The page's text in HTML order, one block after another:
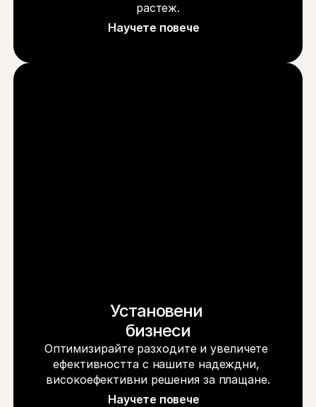
растеж.
Научете повече
Установени
бизнеси
Оптимизирайте разходите и увеличете
ефективността с нашите надеждни,
високоефективни решения за плащане.
Научете повече